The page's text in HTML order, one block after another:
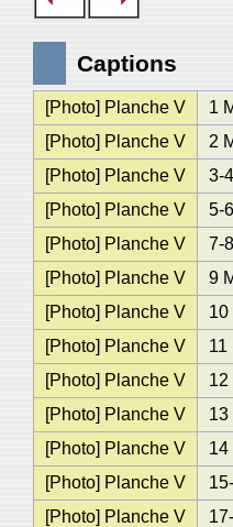
Captions
[Photo] Planche V
1
[Photo] Planche V
2
[Photo] Planche V
3-
[Photo] Planche V
5-
[Photo] Planche V
7-
[Photo] Planche V
9
[Photo] Planche V
10
[Photo] Planche V
11
[Photo] Planche V
12
[Photo] Planche V
13
[Photo] Planche V
14
[Photo] Planche V
[Photo] Planche V